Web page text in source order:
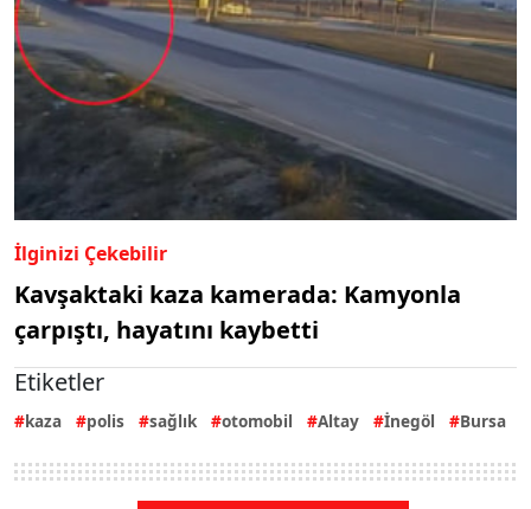
İlginizi Çekebilir
Kavşaktaki kaza kamerada: Kamyonla
çarpıştı, hayatını kaybetti
Etiketler
kaza polis sağlık otomobil Altay İnegöl Bursa